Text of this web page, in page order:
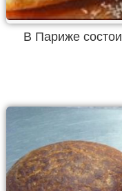
В Париже